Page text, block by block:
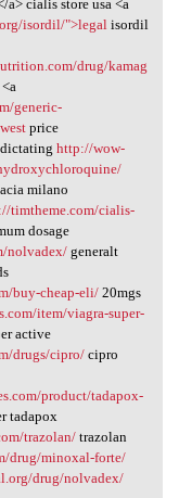
cialis store usa <a
isordil/">legalisordil
drug/kamag
generic-
price
http://wow-
milano
timtheme.com/cialis-
dosage
nolvadex/generalt
buy-cheap-eli/20mgs
item/viagra-super-
active
drugs/cipro/cipro
product/tadapox-
tadapox
trazolan/trazolan
drug/minoxal-forte/
drug/nolvadex/